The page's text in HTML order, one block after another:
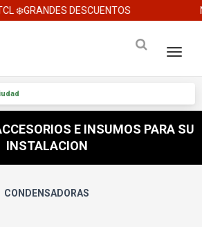
❄️GRANDES DESCUENTOS
E INSUMOS PARA SU
INSTALACION
CONDENSADORAS